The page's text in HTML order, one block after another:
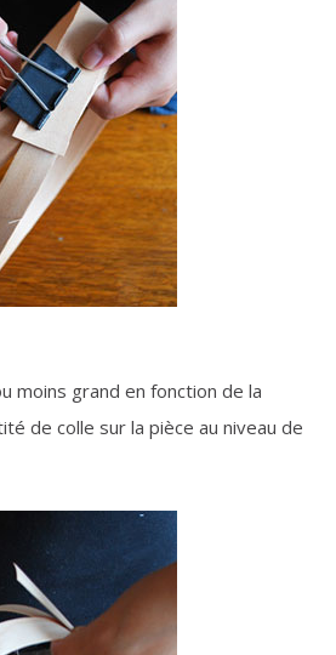
moins grand en fonction de la
de colle sur la pièce au niveau de